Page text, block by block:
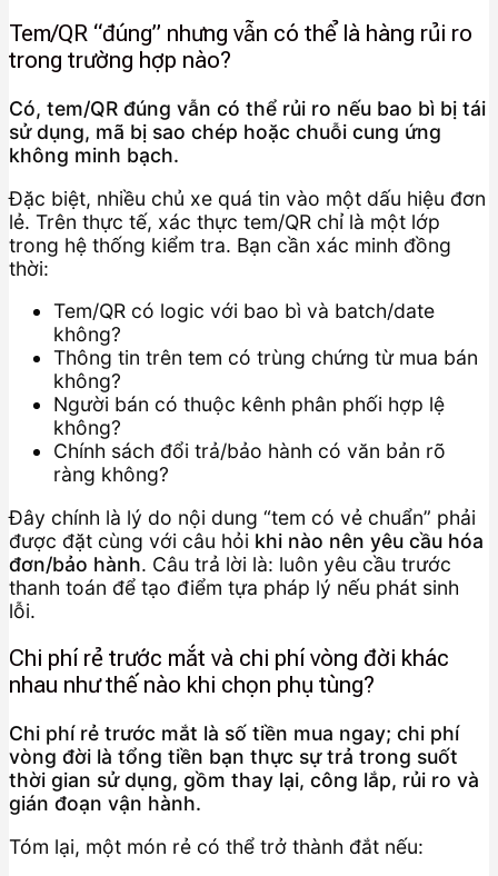
Tem/QR “đúng” nhưng vẫn có thể là hàng rủi ro
trong trường hợp nào?
Có, tem/QR đúng vẫn có thể rủi ro nếu bao bì bị tái
sử dụng, mã bị sao chép hoặc chuỗi cung ứng
không minh bạch.
Đặc biệt, nhiều chủ xe quá tin vào một dấu hiệu đơn
lẻ. Trên thực tế, xác thực tem/QR chỉ là một lớp
trong hệ thống kiểm tra. Bạn cần xác minh đồng
thời:
Tem/QR có logic với bao bì và batch/date
không?
Thông tin trên tem có trùng chứng từ mua bán
không?
Người bán có thuộc kênh phân phối hợp lệ
không?
Chính sách đổi trả/bảo hành có văn bản rõ
ràng không?
Đây chính là lý do nội dung “tem có vẻ chuẩn” phải
được đặt cùng với câu hỏi khi nào nên yêu cầu hóa
đơn/bảo hành. Câu trả lời là: luôn yêu cầu trước
thanh toán để tạo điểm tựa pháp lý nếu phát sinh
lỗi.
Chi phí rẻ trước mắt và chi phí vòng đời khác
nhau như thế nào khi chọn phụ tùng?
Chi phí rẻ trước mắt là số tiền mua ngay; chi phí
vòng đời là tổng tiền bạn thực sự trả trong suốt
thời gian sử dụng, gồm thay lại, công lắp, rủi ro và
gián đoạn vận hành.
Tóm lại, một món rẻ có thể trở thành đắt nếu: